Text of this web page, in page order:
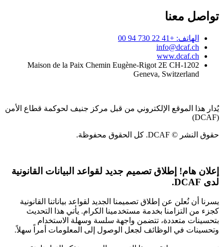
تواصل معنا
الهاتف: +41 22 730 94 00
info@dcaf.ch
www.dcaf.ch
Maison de la Paix Chemin Eugène-Rigot 2E CH-1202
Geneva, Switzerland
يُدار هذا الموقع الإلكتروني من قبل مركز جنيف لحوكمة قطاع الأمن
(DCAF)
حقوق النشر © DCAF. كل الحقوق محفوظة.
إعلان هام! إطلاق تصميم جديد لقواعد البيانات القانونية
لدى DCAF.
يسرنا أن نُعلن عن إطلاق تصميمنا الجديد لقواعد بياناتنا القانونية
كجزء من التزامنا بخدمة مستخدمينا الكرام. يأتي هذا التحديث
بتحسينات متعددة، تتضمن واجهة سلسة وسهلة الاستخدام
وتحسينات في الوظائف لجعل الوصول إلى المعلومات أمراً سهلاً.